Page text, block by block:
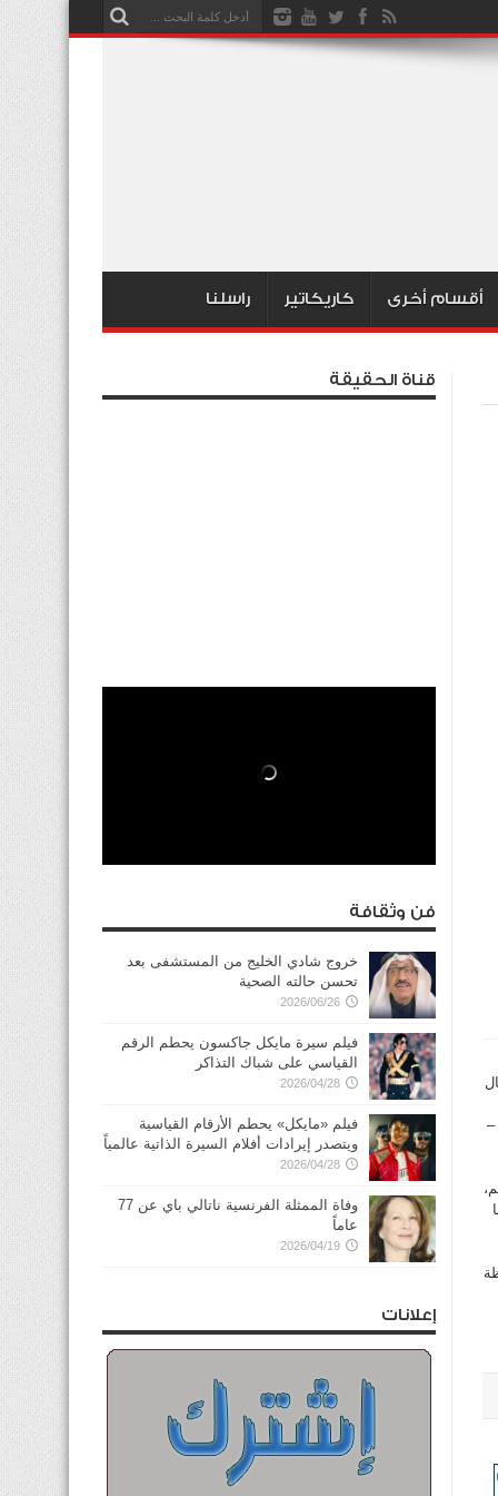
أقسام أخرى كاريكاتير راسلنا
–
قناة الحقيقة
فن وثقافة
خروج شادي الخليج من المستشفى بعد
تحسن حالته الصحية
2026/06/26
فيلم سيرة مايكل جاكسون يحطم الرقم
القياسي على شباك التذاكر
2026/04/28
فيلم «مايكل» يحطم الأرقام القياسية
ويتصدر إيرادات أفلام السيرة الذاتية عالمياً
2026/04/28
وفاة الممثلة الفرنسية ناتالي باي عن 77
عاماً
2026/04/19
إعلانات